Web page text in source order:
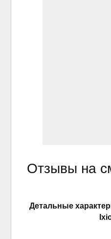
Отзывы на
Детальные